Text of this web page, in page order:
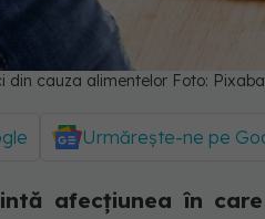
din cauza alimentelor Foto:
Urmărește-ne pe
afecțiunea în